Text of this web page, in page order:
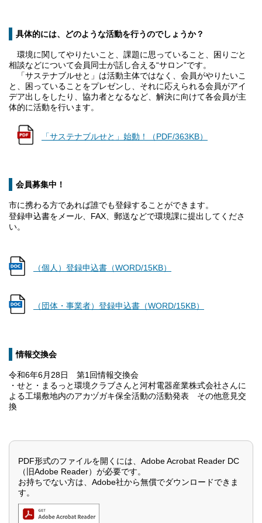
具体的には、どのような活動を行うのでしょうか？
環境に関してやりたいこと、課題に思っていること、困りごと
相談などについて会員同士が話し合える“サロン”です。
「サステナブルせと」は活動主体ではなく、会員がやりたいこ
と、困っていることをプレゼンし、それに応えられる会員がアイ
デア出しをしたり、協力者となるなど、解決に向けて各会員が主
体的に活動を行います。
「サステナブルせと」始動！（PDF/363KB）
会員募集中！
市に携わる方であれば誰でも登録することができます。
登録申込書をメール、FAX、郵送などで環境課に提出してくださ
い。
（個人）登録申込書 （WORD/15KB）
（団体・事業者）登録申込書 （WORD/15KB）
情報交換会
令和6年6月28日 第1回情報交換会
・せと・まるっと環境クラブさんと河村電器産業株式会社さんに
よる工場敷地内のアカヅガキ保全活動の活動発表 その他意見交
換
PDF形式のファイルを開くには、Adobe Acrobat Reader DC
（旧Adobe Reader）が必要です。
お持ちでない方は、Adobe社から無償でダウンロードできま
す。